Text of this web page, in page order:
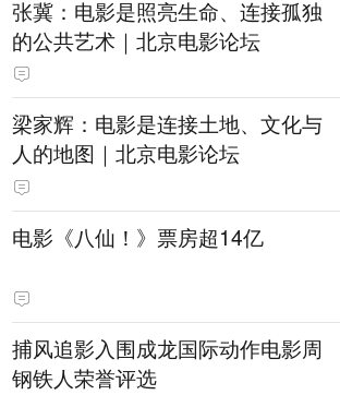
张冀：电影是照亮生命、连接孤独
的公共艺术｜北京电影论坛
梁家辉：电影是连接土地、文化与
人的地图｜北京电影论坛
电影《八仙！》票房超14亿
捕风追影入围成龙国际动作电影周
钢铁人荣誉评选